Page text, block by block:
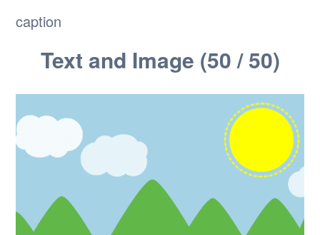
caption
Text and Image (50 / 50)